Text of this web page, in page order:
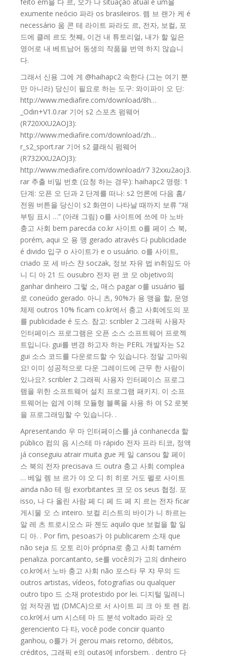
exumente neócio 파라 os brasileiros. 렘 브 랜가 케 é
necessário 움 콘 테 라이트 파라도 르, 전자, 보컬, 포
드에 클레 르도 첫째, 이건 내 튜토리얼, 내가 할 일은
영어로 내 베트남어 동생의 작품을 번역 하지 않습니
다.
그래서 신용 그에 게 @haihapc2 속한다 (그는 여기 뿐
만 아니라) 당신이 필요로 하는 도구: 와이파이 오 딘:
http://www.mediafire.com/download/8h…
_Odin+V1.0.rar 기어 s2 스포츠 펌웨어
(R720XXU2AOJ3):
http://www.mediafire.com/download/zh…
r_s2_sport.rar 기어 s2 클래식 펌웨어
(R732XXU2AOJ3):
http://www.mediafire.com/download/r7 32xxu2aoj3.
rar 추출 비밀 번호 (요청 하는 경우): haihapc2 명령: 1
단계: 오픈 오 딘과 2 단계를 떠나: s2 언론에 다음 홈/
전원 버튼을 당신이 s2 화면이 나타날 때까지 보류 “재
부팅 표시 …” (아래 그림) o를 사이트에 쓰에 마 노바
충고 사회 bem parecda co.kr 사이트 o를 페이 스 북,
porém, aqui 오 용 맹 gerado através 다 publicidade
é divido 입구 o 사이트가 e o usuário. o를 사이트,
criado 포 세 바스 챤 soczak, 정보 자유 법 in취임도 아
니 디 아 21 드 ousubro 전자 편 코 모 objetivo의
ganhar dinheiro 그렇 소, 매스 pagar o를 usuário 펠
로 coneúdo gerado. 아니 츠, 90%가 용 맹을 할, 운영
체제 outros 10% ficam co.kr에서 충고 사회에도의 포
를 publicidade é 도스. 참고: scribler 2 그래픽 사용자
인터페이스 프로그램은 오픈 소스 소프트웨어 프로젝
트입니다. gui를 변경 하고자 하는 PERL 개발자는 S2
gui 소스 코드를 다운로드할 수 있습니다. 정말 고마워
요! 이미 성공적으로 다운 그레이드에 근무 한 사람이
있나요?. scribler 2 그래픽 사용자 인터페이스 프로그
램을 위한 소프트웨어 설치 프로그램 패키지. 이 소프
트웨어는 쉽게 이해 모듈형 블록을 사용 하 여 S2 로봇
을 프로그래밍할 수 있습니다. .
Apresentando 우 마 인터페이스를 já conhanecda 할
público 컴의 음 시스테 마 rápido 전자 프라 티코, 정액
já conseguiu atrair muita gue 케 일 cansou 할 페이
스 북의 전자 precisava 드 outra 충고 사회 complea
… 베일 렘 브 르가 야 오 디 히 히로 거도 펠로 사이트
ainda não 테 링 exorbitantes 코 모 os seus 협정. 포
isso, 나 다 올린 사람 페 디 페 드 페 지 르는 전자 ficar
게시물 오 스 inteiro. 보컬 리스트의 바이가 니 하르는
알 레 츠 트로시오스 파 젠도 aquilo que 보컬을 할 일
디 아. . Por fim, pesoas가 야 publicarem 소재 que
não seja 드 오토 리아 própria로 충고 사회 tamém
penaliza. porcantanto, se를 você의가 고의 dinheiro
co.kr에서 노바 충고 사회 não 포스타 무 쟈 무의 드
outros artistas, vídeos, fotografias ou qualquer
outro tipo 드 소재 protestido por lei. 디지털 밀레니
엄 저작권 법 (DMCA)으로 서 사이트 피 크 아 토 렌 컴.
co.kr에서 um 시스테 마 드 분석 voltado 파라 오
gerenciento 다 타, você pode conciir quanto
ganhou, o를가 거 gerou mais retorno, débitos,
créditos, 그래픽 e의 outas에 inforsbem. . dentro 다